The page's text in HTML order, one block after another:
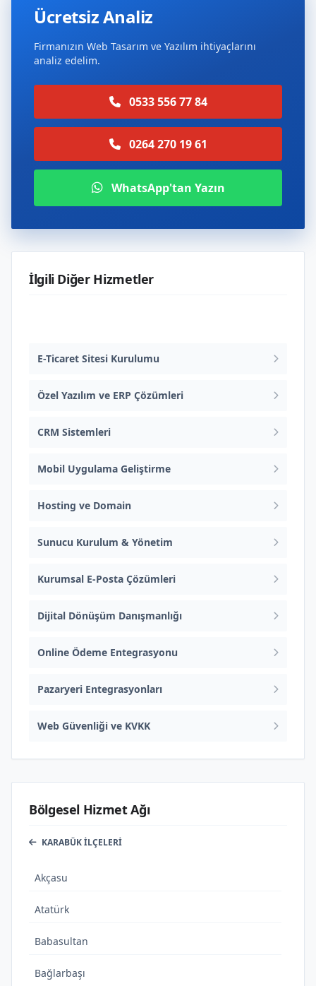
Ücretsiz Analiz
Firmanızın Web Tasarım ve Yazılım ihtiyaçlarını
analiz edelim.
0533 556 77 84
0264 270 19 61
WhatsApp'tan Yazın
İlgili Diğer Hizmetler
E-Ticaret Sitesi Kurulumu
Özel Yazılım ve ERP Çözümleri
CRM Sistemleri
Mobil Uygulama Geliştirme
Hosting ve Domain
Sunucu Kurulum & Yönetim
Kurumsal E-Posta Çözümleri
Dijital Dönüşüm Danışmanlığı
Online Ödeme Entegrasyonu
Pazaryeri Entegrasyonları
Web Güvenliği ve KVKK
Bölgesel Hizmet Ağı
KARABÜK İLÇELERI
Akçasu
Atatürk
Babasultan
Bağlarbaşı